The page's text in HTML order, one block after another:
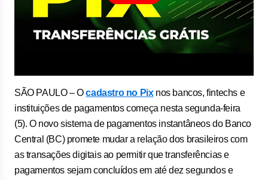
SÃO PAULO – Ocadastro no Pixnos bancos, fintechs e
instituições de pagamentos começa nesta segunda-feira
(5). O novo sistema de pagamentos instantâneos do Banco
Central (BC) promete mudar a relação dos brasileiros com
as transações digitais ao permitir que transferências e
pagamentos sejam concluídos em até dez segundos e